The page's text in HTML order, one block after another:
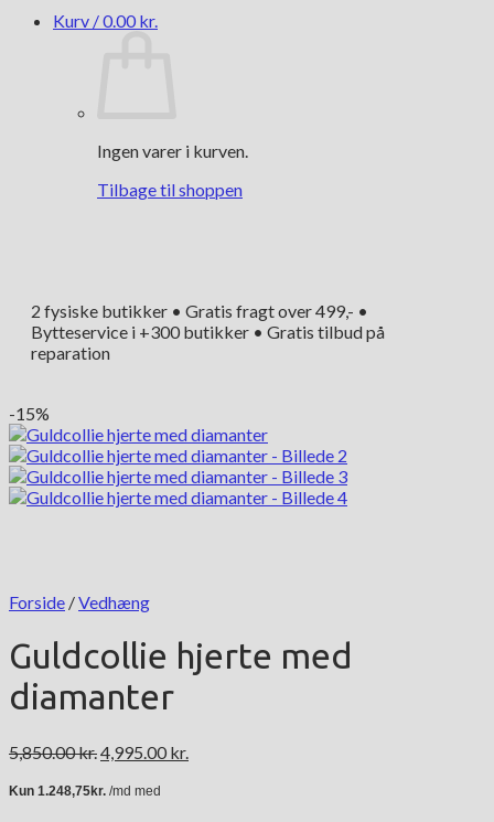
Kurv /0.00 kr.
Ingen varer i kurven.
Tilbage til shoppen
2 fysiske butikker • Gratis fragt over 499,- •
Bytteservice i +300 butikker • Gratis tilbud på
reparation
-15%
Forside /Vedhæng
Guldcollie hjerte med
diamanter
5,850.00kr.Den
pris
4,995.00 kr.